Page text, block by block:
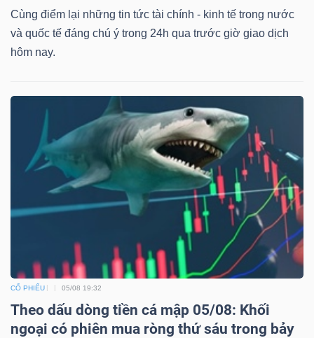
Cùng điểm lại những tin tức tài chính - kinh tế trong nước
và quốc tế đáng chú ý trong 24h qua trước giờ giao dịch
hôm nay.
CỔ PHIẾU 05/08 19:32
Theo dấu dòng tiền cá mập 05/08: Khối
ngoại có phiên mua ròng thứ sáu trong bảy